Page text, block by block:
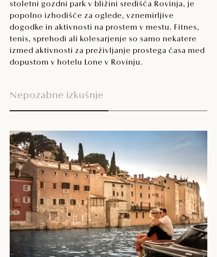
stoletni gozdni park v bližini središča Rovinja, je
popolno izhodišče za oglede, vznemirljive
dogodke in aktivnosti na prostem v mestu. Fitnes,
tenis, sprehodi ali kolesarjenje so samo nekatere
izmed aktivnosti za preživljanje prostega časa med
dopustom v hotelu Lone v Rovinju.
Nepozabne izkušnje